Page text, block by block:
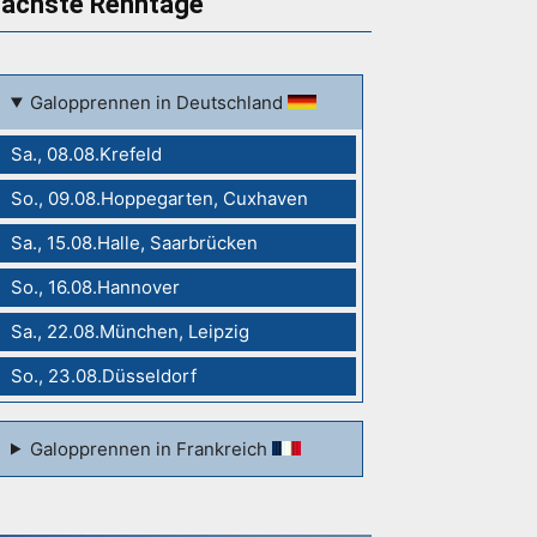
Galopprennen in Deutschland
Sa., 08.08.Krefeld
So., 09.08.Hoppegarten, Cuxhaven
Sa., 15.08.Halle, Saarbrücken
So., 16.08.Hannover
Sa., 22.08.München, Leipzig
So., 23.08.Düsseldorf
Galopprennen in Frankreich